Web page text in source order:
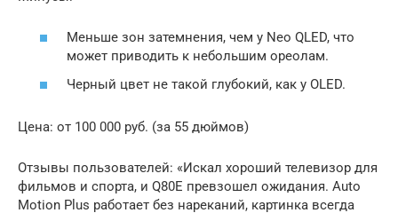
Меньше зон затемнения, чем у Neo QLED, что
может приводить к небольшим ореолам.
Черный цвет не такой глубокий, как у OLED.
Цена: от 100 000 руб. (за 55 дюймов)
Отзывы пользователей: «Искал хороший телевизор для
фильмов и спорта, и Q80E превзошел ожидания. Auto
Motion Plus работает без нареканий, картинка всегда